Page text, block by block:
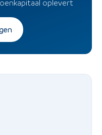
oplevert